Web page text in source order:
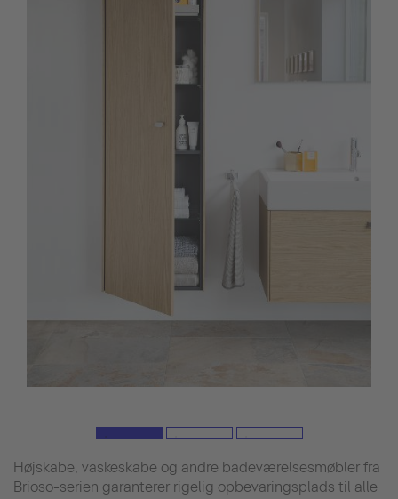
Højskabe, vaskeskabe og andre badeværelsesmøbler fra
Brioso-serien garanterer rigelig opbevaringsplads til alle